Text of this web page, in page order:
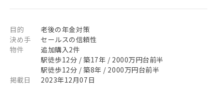
目的
老後の年金対策
決め手
セールスの信頼性
物件
追加購入2件
駅徒歩12分 / 築17年 / 2000万円台前半
駅徒歩12分 / 築8年 / 2000万円台前半
掲載日
2023年12月07日